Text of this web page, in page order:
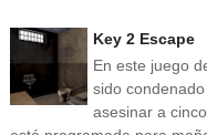
Key 2 Escape
En este juego
sido
asesinar a